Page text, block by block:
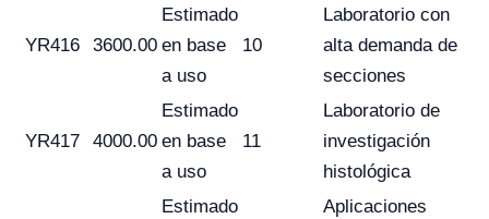
YR416 3600.00
Estimado
en base
a uso
10
Laboratorio con
alta demanda de
secciones
YR417 4000.00
Estimado
en base
a uso
11
Laboratorio de
investigación
histológica
Estimado
Aplicaciones